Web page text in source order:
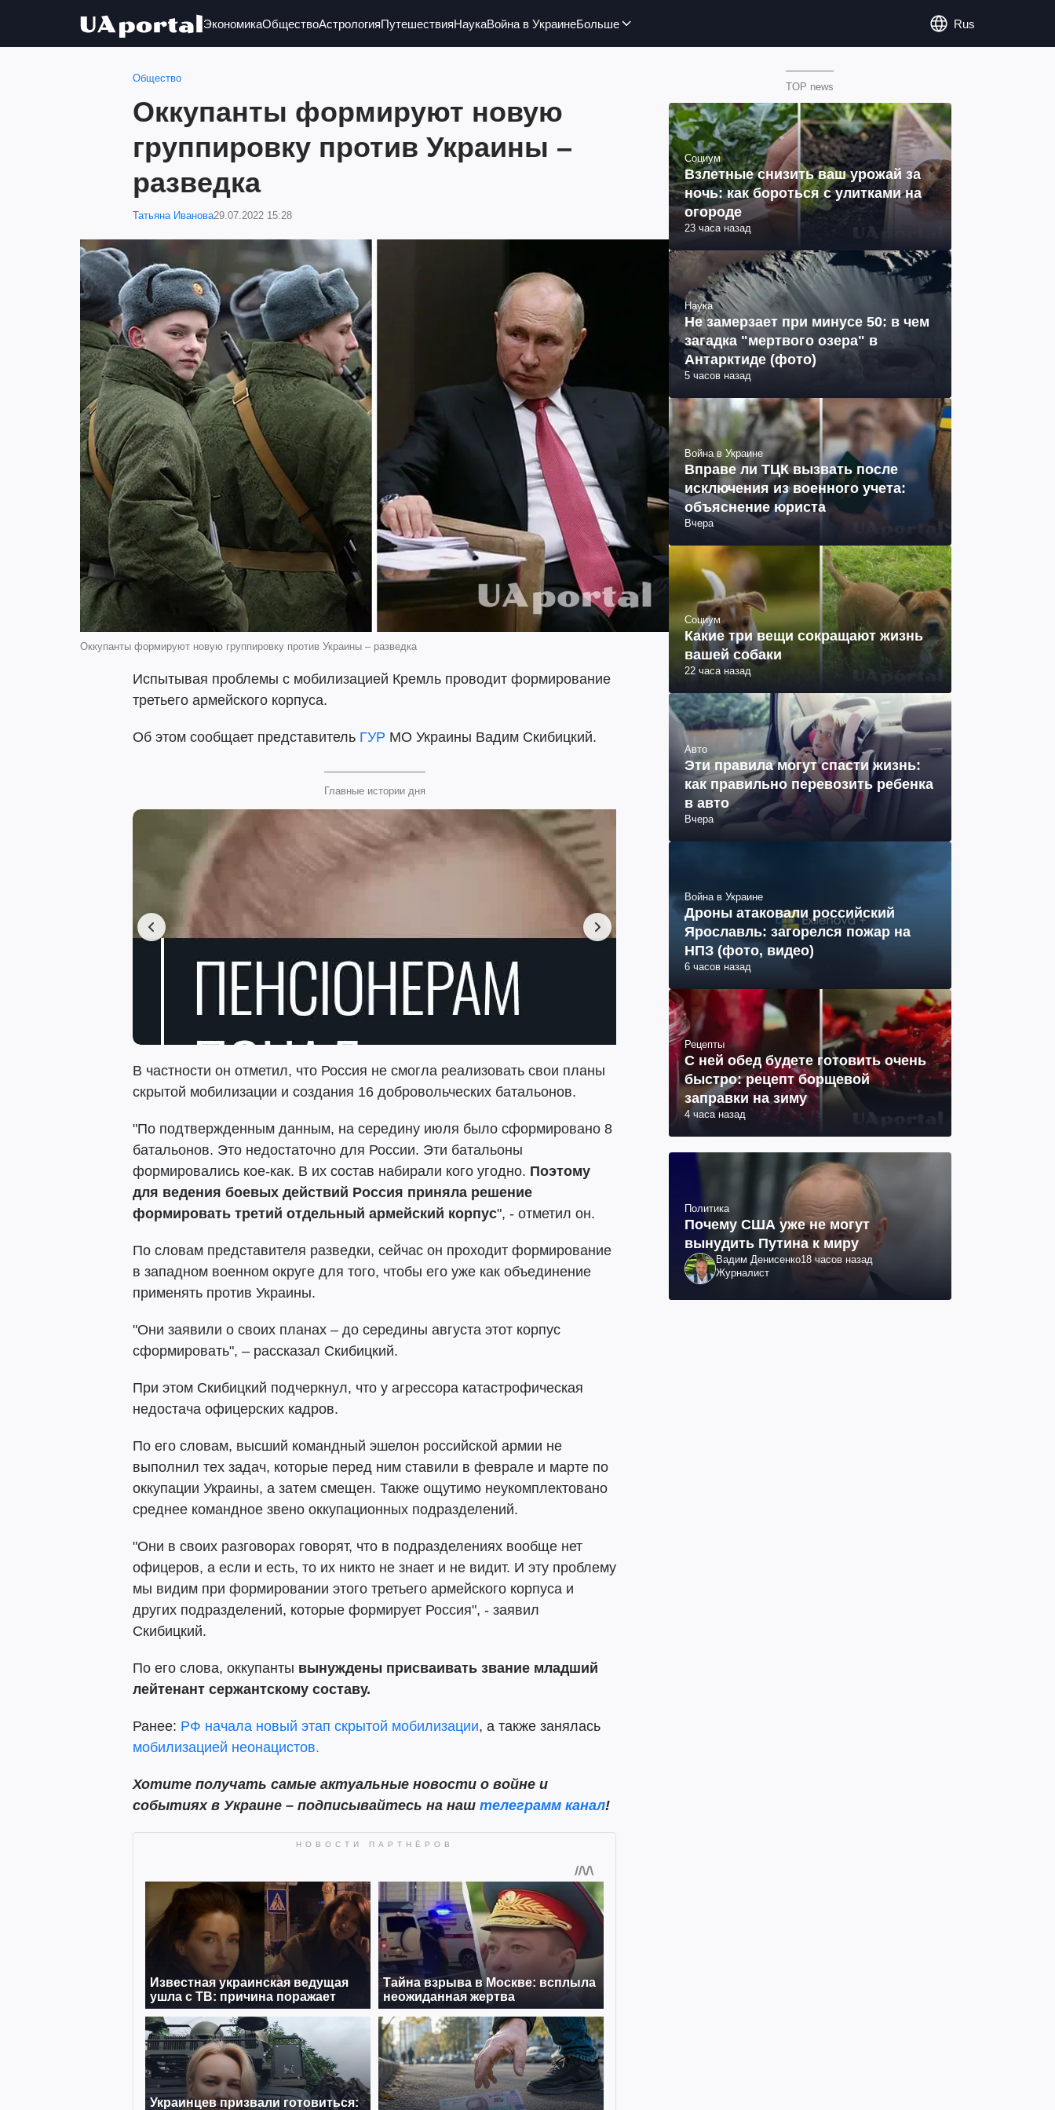
ЭкономикаОбществоАстрологияПутешествияНаукаВойна в УкраинеБольше Rus
Общество
Оккупанты формируют новую
группировку против Украины –
разведка
Татьяна Иванова29.07.2022 15:28
Оккупанты формируют новую группировку против Украины – разведка
Испытывая проблемы с мобилизацией Кремль проводит формирование
третьего армейского корпуса.
Об этом сообщает представитель ГУР МО Украины Вадим Скибицкий.
Главные истории дня
В частности он отметил, что Россия не смогла реализовать свои планы
скрытой мобилизации и создания 16 добровольческих батальонов.
"По подтвержденным данным, на середину июля было сформировано 8
батальонов. Это недостаточно для России. Эти батальоны
формировались кое-как. В их состав набирали кого угодно. Поэтому
для ведения боевых действий Россия приняла решение
формировать третий отдельный армейский корпус", - отметил он.
По словам представителя разведки, сейчас он проходит формирование
в западном военном округе для того, чтобы его уже как объединение
применять против Украины.
"Они заявили о своих планах – до середины августа этот корпус
сформировать", – рассказал Скибицкий.
При этом Скибицкий подчеркнул, что у агрессора катастрофическая
недостача офицерских кадров.
По его словам, высший командный эшелон российской армии не
выполнил тех задач, которые перед ним ставили в феврале и марте по
оккупации Украины, а затем смещен. Также ощутимо неукомплектовано
среднее командное звено оккупационных подразделений.
"Они в своих разговорах говорят, что в подразделениях вообще нет
офицеров, а если и есть, то их никто не знает и не видит. И эту проблему
мы видим при формировании этого третьего армейского корпуса и
других подразделений, которые формирует Россия", - заявил
Скибицкий.
По его слова, оккупанты вынуждены присваивать звание младший
лейтенант сержантскому составу.
Ранее: РФ начала новый этап скрытой мобилизации, а также занялась
мобилизацией неонацистов.
Хотите получать самые актуальные новости о войне и
событиях в Украине – подписывайтесь на наш телеграмм канал!
TOP news
Социум
Взлетные снизить ваш урожай за
ночь: как бороться с улитками на
огороде
23 часа назад
Наука
Не замерзает при минусе 50: в чем
загадка "мертвого озера" в
Антарктиде (фото)
5 часов назад
Война в Украине
Вправе ли ТЦК вызвать после
исключения из военного учета:
объяснение юриста
Вчера
Социум
Какие три вещи сокращают жизнь
вашей собаки
22 часа назад
Авто
Эти правила могут спасти жизнь:
как правильно перевозить ребенка
в авто
Вчера
Война в Украине
Дроны атаковали российский
Ярославль: загорелся пожар на
НПЗ (фото, видео)
6 часов назад
Рецепты
С ней обед будете готовить очень
быстро: рецепт борщевой
заправки на зиму
4 часа назад
Политика
Почему США уже не могут
вынудить Путина к миру
Вадим Денисенко18 часов назад
Журналист